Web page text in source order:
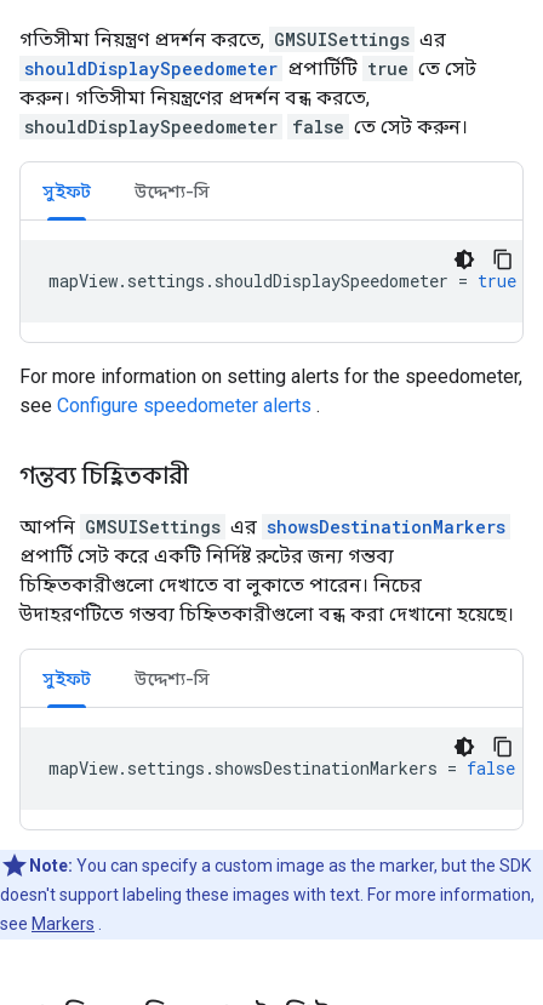
গতিসীমা নিয়ন্ত্রণ প্রদর্শন করতে, GMSUISettings এর
shouldDisplaySpeedometer প্রপার্টিটি true তে সেট
করুন। গতিসীমা নিয়ন্ত্রণের প্রদর্শন বন্ধ করতে,
shouldDisplaySpeedometer
false তে সেট করুন।
সুইফট উদ্দেশ্য-সি
mapView. settings . shouldDisplaySpeedometer = true
For more information on setting alerts for the speedometer,
see Configure speedometer alerts .
গন্তব্য চিহ্নিতকারী
আপনি GMSUISettings এর showsDestinationMarkers
প্রপার্টি সেট করে একটি নির্দিষ্ট রুটের জন্য গন্তব্য
চিহ্নিতকারীগুলো দেখাতে বা লুকাতে পারেন। নিচের
উদাহরণটিতে গন্তব্য চিহ্নিতকারীগুলো বন্ধ করা দেখানো হয়েছে।
সুইফট উদ্দেশ্য-সি
mapView. settings . showsDestinationMarkers = false
Note: You can specify a custom image as the marker, but the SDK
doesn't support labeling these images with text. For more information,
see Markers